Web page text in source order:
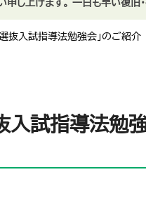
選抜入試指導法勉強会」のご紹
入試指導法勉
し上げます。 一日も早い復旧・